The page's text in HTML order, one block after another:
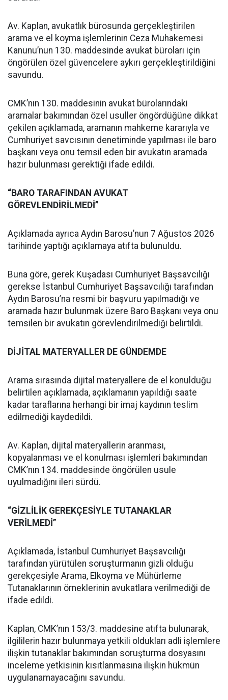
Av. Kaplan, avukatlık bürosunda gerçekleştirilen
arama ve el koyma işlemlerinin Ceza Muhakemesi
Kanunu’nun 130. maddesinde avukat büroları için
öngörülen özel güvencelere aykırı gerçekleştirildiğini
savundu.
CMK’nın 130. maddesinin avukat bürolarındaki
aramalar bakımından özel usuller öngördüğüne dikkat
çekilen açıklamada, aramanın mahkeme kararıyla ve
Cumhuriyet savcısının denetiminde yapılması ile baro
başkanı veya onu temsil eden bir avukatın aramada
hazır bulunması gerektiği ifade edildi.
“BARO TARAFINDAN AVUKAT
GÖREVLENDİRİLMEDİ”
Açıklamada ayrıca Aydın Barosu’nun 7 Ağustos 2026
tarihinde yaptığı açıklamaya atıfta bulunuldu.
Buna göre, gerek Kuşadası Cumhuriyet Başsavcılığı
gerekse İstanbul Cumhuriyet Başsavcılığı tarafından
Aydın Barosu’na resmi bir başvuru yapılmadığı ve
aramada hazır bulunmak üzere Baro Başkanı veya onu
temsilen bir avukatın görevlendirilmediği belirtildi.
DİJİTAL MATERYALLER DE GÜNDEMDE
Arama sırasında dijital materyallere de el konulduğu
belirtilen açıklamada, açıklamanın yapıldığı saate
kadar taraflarına herhangi bir imaj kaydının teslim
edilmediği kaydedildi.
Av. Kaplan, dijital materyallerin aranması,
kopyalanması ve el konulması işlemleri bakımından
CMK’nın 134. maddesinde öngörülen usule
uyulmadığını ileri sürdü.
“GİZLİLİK GEREKÇESİYLE TUTANAKLAR
VERİLMEDİ”
Açıklamada, İstanbul Cumhuriyet Başsavcılığı
tarafından yürütülen soruşturmanın gizli olduğu
gerekçesiyle Arama, Elkoyma ve Mühürleme
Tutanaklarının örneklerinin avukatlara verilmediği de
ifade edildi.
Kaplan, CMK’nın 153/3. maddesine atıfta bulunarak,
ilgililerin hazır bulunmaya yetkili oldukları adli işlemlere
ilişkin tutanaklar bakımından soruşturma dosyasını
inceleme yetkisinin kısıtlanmasına ilişkin hükmün
uygulanamayacağını savundu.